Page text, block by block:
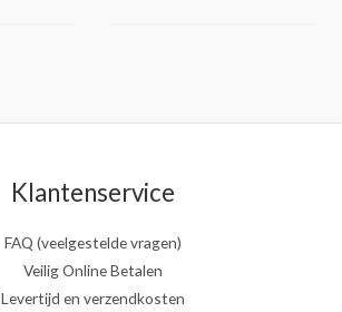
Klantenservice
FAQ (veelgestelde vragen)
Veilig Online Betalen
Levertijd en verzendkosten